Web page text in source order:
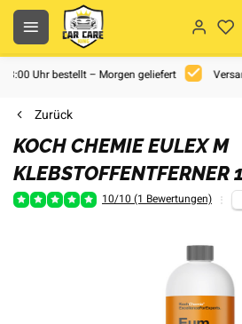
Uhr bestellt – Morgen geliefert
Zurück
KOCH CHEMIE EULEX M
KLEBSTOFFENTFERNER
10/10 (1 Bewertungen)